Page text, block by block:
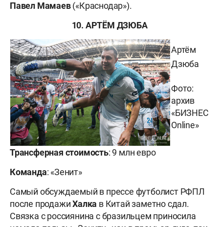
Павел Мамаев(«Краснодар»).
10. АРТЁМ ДЗЮБА
Артём
Дзюба
Фото:
архив
«БИЗНЕС
Online»
Трансферная стоимость: 9 млн евро
Команда: «Зенит»
Самый обсуждаемый в прессе футболист РФПЛ
после продажиХалка в Китай заметно сдал.
Связка с россиянина с бразильцем приносила